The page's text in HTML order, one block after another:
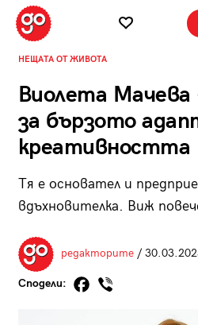
НЕЩАТА ОТ ЖИВОТА
Виолета Мачева
за бързото
креативността
Тя е oсновател и
вдъхновителка. Виж
редакторите/
Сподели: